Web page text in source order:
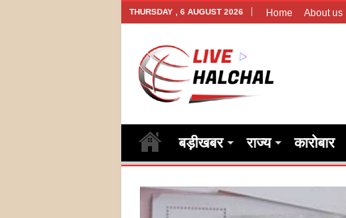
THURSDAY , 6 AUGUST 2026 Home About us
बड़ीखबर राज्य कारोबार